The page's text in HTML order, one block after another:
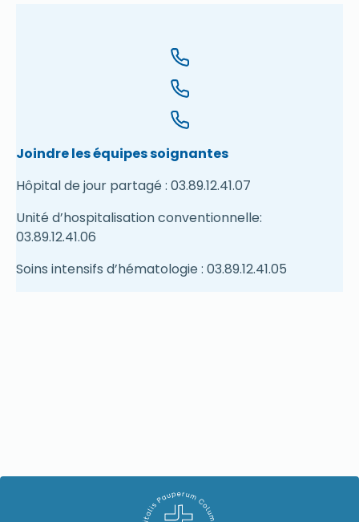
Joindre les équipes soignantes
Hôpital de jour partagé : 03.89.12.41.07
Unité d’hospitalisation conventionnelle:
03.89.12.41.06
Soins intensifs d’hématologie : 03.89.12.41.05